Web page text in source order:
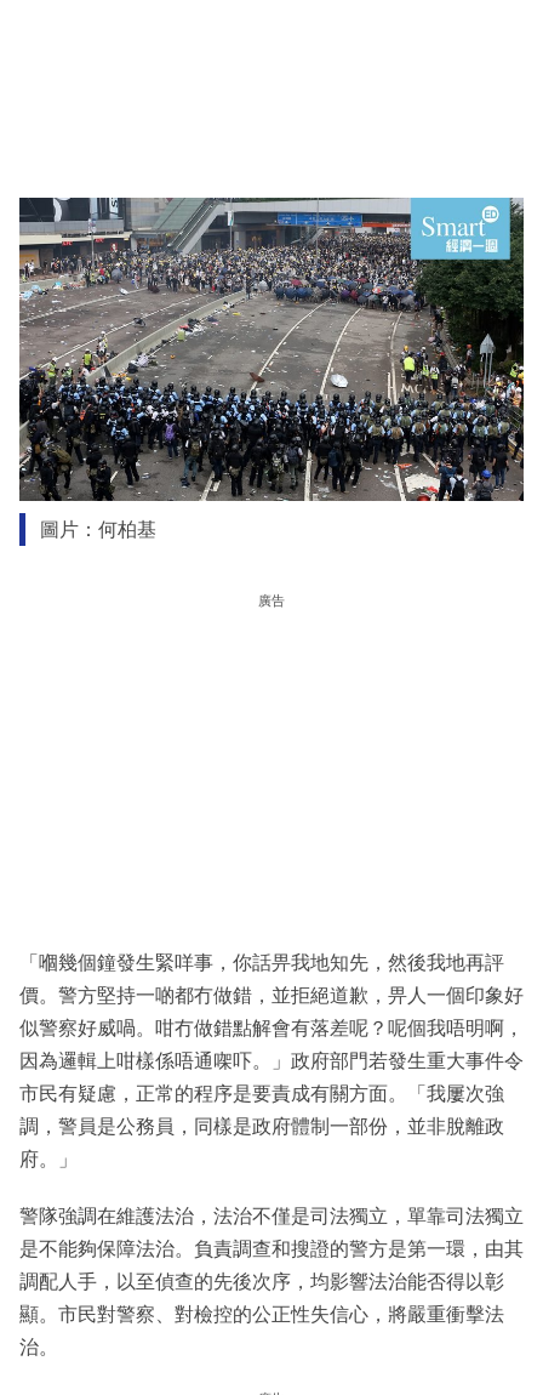
圖片：何柏基
廣告
「嗰幾個鐘發生緊咩事，你話畀我地知先，然後我地再評
價。警方堅持一啲都冇做錯，並拒絕道歉，畀人一個印象好
似警察好威喎。咁冇做錯點解會有落差呢？呢個我唔明啊，
因為邏輯上咁樣係唔通㗎吓。」政府部門若發生重大事件令
市民有疑慮，正常的程序是要責成有關方面。「我屢次強
調，警員是公務員，同樣是政府體制一部份，並非脫離政
府。」
警隊強調在維護法治，法治不僅是司法獨立，單靠司法獨立
是不能夠保障法治。負責調查和搜證的警方是第一環，由其
調配人手，以至偵查的先後次序，均影響法治能否得以彰
顯。市民對警察、對檢控的公正性失信心，將嚴重衝擊法
治。